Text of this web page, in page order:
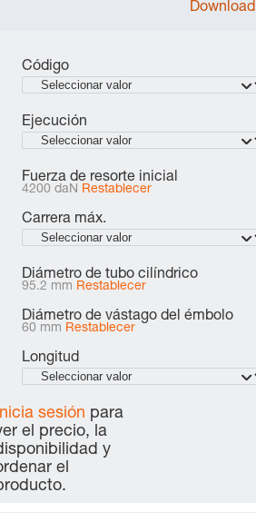
Download
Código
Ejecución
Fuerza de resorte inicial
4200 daN Restablecer
Carrera máx.
Diámetro de tubo cilíndrico
95.2 mm Restablecer
Diámetro de vástago del émbolo
60 mm Restablecer
Longitud
sesión para
el precio, la
y
el